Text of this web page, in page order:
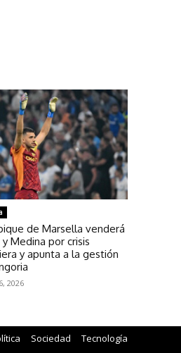
de Marsella venderá
y Medina por crisis
y apunta a la gestión
2026
Sociedad Tecnología